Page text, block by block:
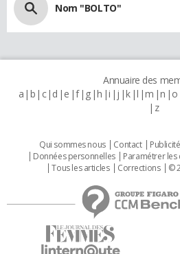
Nom "BOLTO"
Annuaire des
a b c d e f g h i j k l m n o
z
Qui sommes nous Contact Publicité
Données personnelles
Paramétrer les
Tous les articles
Corrections ©